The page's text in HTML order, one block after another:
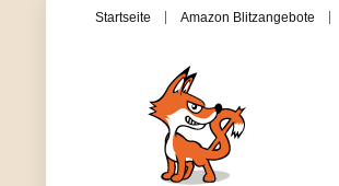
Startseite Amazon Blitzangebote